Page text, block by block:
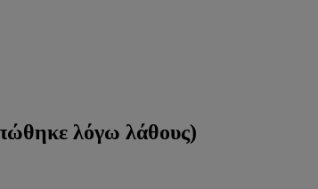
λόγω λάθους)